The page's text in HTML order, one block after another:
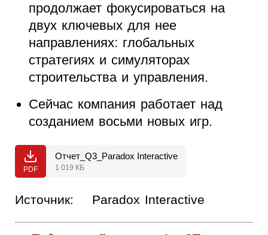
продолжает фокусироваться на
двух ключевых для нее
направлениях: глобальных
стратегиях и симуляторах
строительства и управления.
Сейчас компания работает над
созданием восьми новых игр.
PDF
Отчет_Q3_Paradox Interactive
1 019 КБ
Источник: Paradox Interactive